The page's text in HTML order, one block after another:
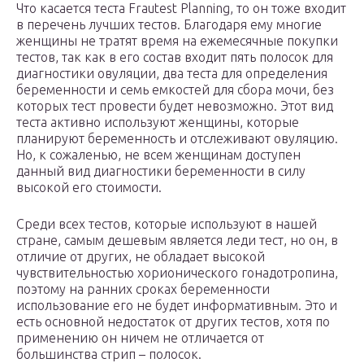
Что касается теста Frautest Planning, то он тоже входит
в перечень лучших тестов. Благодаря ему многие
женщины не тратят время на ежемесячные покупки
тестов, так как в его состав входит пять полосок для
диагностики овуляции, два теста для определения
беременности и семь емкостей для сбора мочи, без
которых тест провести будет невозможно. Этот вид
теста активно используют женщины, которые
планируют беременность и отслеживают овуляцию.
Но, к сожаленью, не всем женщинам доступен
данный вид диагностики беременности в силу
высокой его стоимости.
Среди всех тестов, которые используют в нашей
стране, самым дешевым является леди тест, но он, в
отличие от других, не обладает высокой
чувствительностью хорионического гонадотропина,
поэтому на ранних сроках беременности
использование его не будет информативным. Это и
есть основной недостаток от других тестов, хотя по
применению он ничем не отличается от
большинства стрип – полосок.